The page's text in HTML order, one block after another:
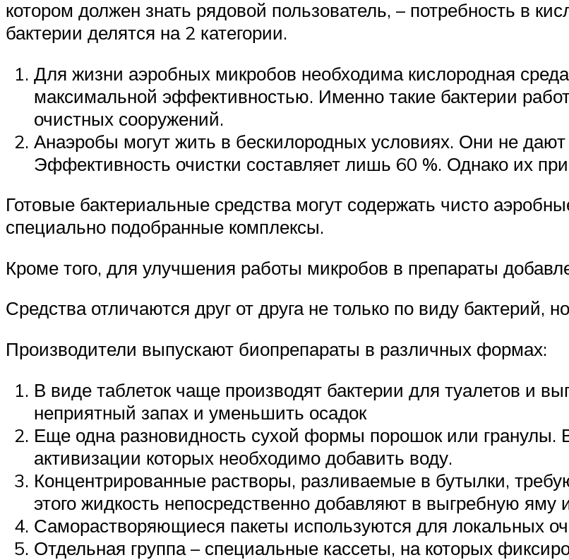
котором должен знать рядовой пользователь, – потребность в
бактерии делятся на 2 категории.
Для жизни аэробных микробов необходима кислородная
максимальной эффективностью. Именно такие бактерии
очистных сооружений.
Анаэробы могут жить в бескилородных условиях. Они не
Эффективность очистки составляет лишь 60 %. Однако их
Готовые бактериальные средства могут содержать чисто
специально подобранные комплексы.
Кроме того, для улучшения работы микробов в препараты
Средства отличаются друг от друга не только по виду бактерий,
Производители выпускают биопрепараты в различных формах:
В виде таблеток чаще производят бактерии для туалетов и
неприятный запах и уменьшить осадок
Еще одна разновидность сухой формы порошок или гранулы.
активизации которых необходимо добавить воду.
Концентрированные растворы, разливаемые в бутылки,
этого жидкость непосредственно добавляют в выгребную яму
Саморастворяющиеся пакеты используются для локальных
Отдельная группа – специальные кассеты, на которых